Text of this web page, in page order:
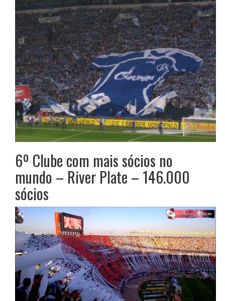
6º Clube com mais sócios no
mundo – River Plate – 146.000
sócios